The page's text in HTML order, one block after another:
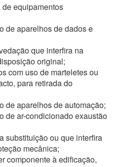
equipamentos
de aparelhos de dados e
que interfira na
original;
com uso de marteletes ou
para retirada do
de aparelhos de automação;
de ar-condicionado exaustão
substituição ou que interfira
mecânica;
componente à edificação,